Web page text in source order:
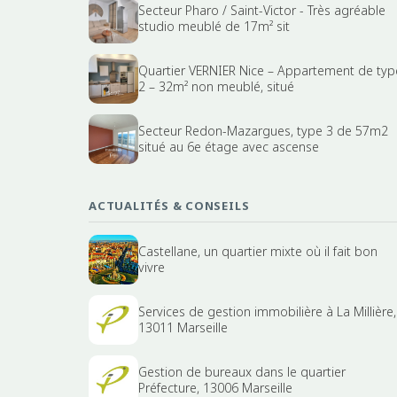
Secteur Pharo / Saint-Victor - Très agréable
studio meublé de 17m² sit
Quartier VERNIER Nice – Appartement de
2 – 32m² non meublé, situé
Secteur Redon-Mazargues, type 3 de 57m2
situé au 6e étage avec ascense
ACTUALITÉS & CONSEILS
Castellane, un quartier mixte où il fait bon
vivre
Services de gestion immobilière à La Millière,
13011 Marseille
Gestion de bureaux dans le quartier
Préfecture, 13006 Marseille